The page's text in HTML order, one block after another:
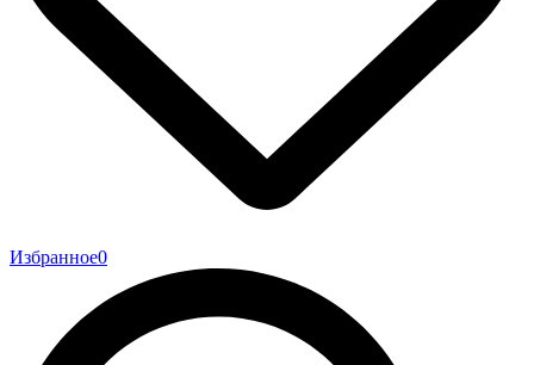
Избранное0